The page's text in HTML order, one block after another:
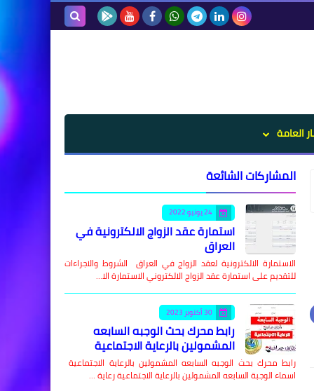
العامة
المشاركات الشائعة
24 يونيو 2022
استمارة عقد الزواج الالكترونية في
العراق
الاستمارة الالكترونية لعقد الزواج في العراق الشروط والاجراءات
للتقديم على استمارة عقد الزواج الالكتروني الاستمارة الا…
30 أكتوبر 2023
رابط محرك بحث الوجبه السابعه
المشمولين بالرعاية الاجتماعية
رابط محرك بحث الوجبه السابعه المشمولين بالرعاية الاجتماعية
اسماء الوجبة السابعه المشمولين بالرعاية الاجتماعية رعاية …